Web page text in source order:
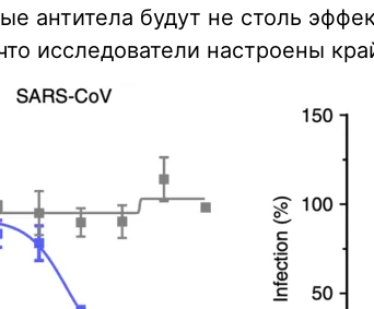
антитела будут не столь
исследователи настроены